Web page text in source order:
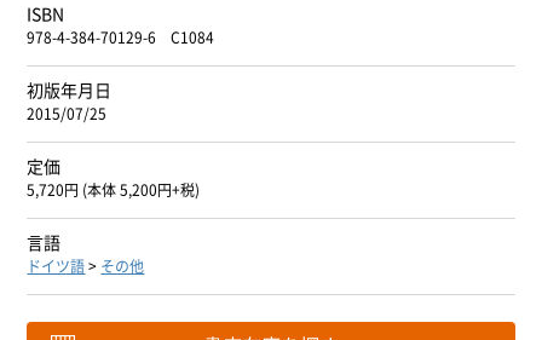
ISBN
978-4-384-70129-6 C1084
初版年月日
2015/07/25
定価
5,720円 (本体 5,200円+税)
言語
ドイツ語> その他